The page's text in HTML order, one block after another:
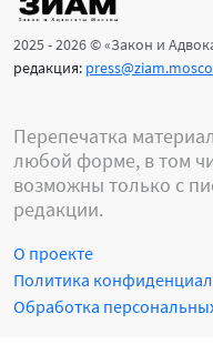
2025 - 2026 © «Закон и
редакция:
Перепечатка
любой форме, в том
возможны только с
редакции.
О проекте
Политика
Обработка